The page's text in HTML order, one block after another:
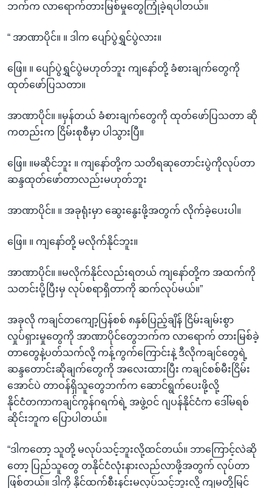
ဘက်က လာရောက်တားမြစ်မှုတွေကြုံခဲ့ရပါတယ်။
“ အာဏာပိုင်။ ။ ဒါက ပျော်ပွဲရွှင်ပွဲလား။
ဖြေ။ ။ ပျော်ပွဲရွှင်ပွဲမဟုတ်ဘူး ကျနော်တို့ ခံစားချက်တွေကို
ထုတ်ဖော်ပြသတာ။
အာဏာပိုင်။ ။မှန်တယ် ခံစားချက်တွေကို ထုတ်ဖော်ပြသတာ ဆို
ကတည်းက ငြိမ်းစုစီမှာ ပါသွားပြီ။
ဖြေ။ ။မဆိုင်ဘူး ။ ကျနော်တို့က သတိရဆုတောင်းပွဲကိုလုပ်တာ
ဆန္ဒထုတ်ဖော်တာလည်းမဟုတ်ဘူး
အာဏာပိုင်။ ။ အခုရုံးမှာ ဆွေးနွေးဖို့အတွက် လိုက်ခဲ့ပေးပါ။
ဖြေ။ ။ ကျနော်တို့ မလိုက်နိုင်ဘူး။
အာဏာပိုင်။ ။မလိုက်နိုင်လည်းရတယ် ကျနော်တို့က အထက်ကို
သတင်းပို့ပြီးမှ လုပ်စရာရှိတာကို ဆက်လုပ်မယ်။”
အခုလို ကချင်တကျော့ပြန်စစ် ၈နှစ်ပြည့်ချိန် ငြိမ်းချမ်းစွာ
လှုပ်ရှားမှုတွေကို အာဏာပိုင်တွေဘက်က လာရောက် တားမြစ်ခဲ့
တာတွေနဲ့ပတ်သက်လို့ ကန့်ကွက်ကြောင်းနဲ့ ဒီလိုကချင်တွေရဲ့
ဆန္ဒတောင်းဆိုချက်တွေကို အလေးထားပြီး ကချင်စစ်မီးငြိမ်း
အောင်ပဲ တာဝန်ရှိသူတွေဘက်က ဆောင်ရွက်ပေးဖို့လို့
နိုင်ငံတကာကချင်ကွန်ဂရက်ရဲ့ အဖွဲ့ဝင် ဂျပန်နိုင်ငံက ဒေါ်မရစ်
ဆိုင်းဘူက ပြောပါတယ်။
“ဒါကတော့ သူတို့ မလုပ်သင့်ဘူးလို့ထင်တယ်။ ဘာကြောင့်လဲဆို
တော့ ပြည်သူတွေ တနိုင်ငံလုံးနားလည်လာဖို့အတွက် လုပ်တာ
ဖြစ်တယ်။ ဒါကို နိုင်ထက်စီးနင်းမလုပ်သင့်ဘူးလို့ ကျမတို့မြင်